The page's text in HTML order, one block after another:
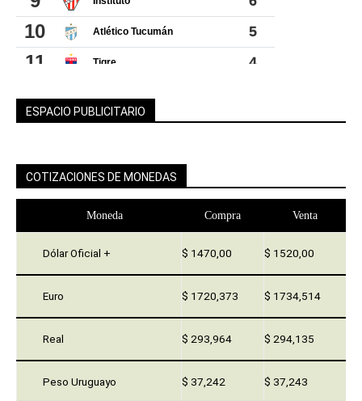
ESPACIO PUBLICITARIO
COTIZACIONES DE MONEDAS
Moneda Compra Venta
Dólar Oficial + $ 1470,00 $ 1520,00
Euro $ 1720,373 $ 1734,514
Real $ 293,964 $ 294,135
Peso Uruguayo $ 37,242 $ 37,243